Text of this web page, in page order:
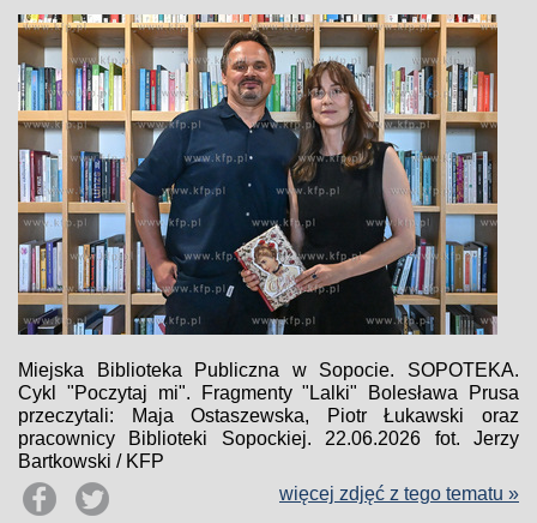
Miejska Biblioteka Publiczna w Sopocie. SOPOTEKA.
Cykl "Poczytaj mi". Fragmenty "Lalki" Bolesława Prusa
przeczytali: Maja Ostaszewska, Piotr Łukawski oraz
pracownicy Biblioteki Sopockiej. 22.06.2026 fot. Jerzy
Bartkowski / KFP
więcej zdjęć z tego tematu »